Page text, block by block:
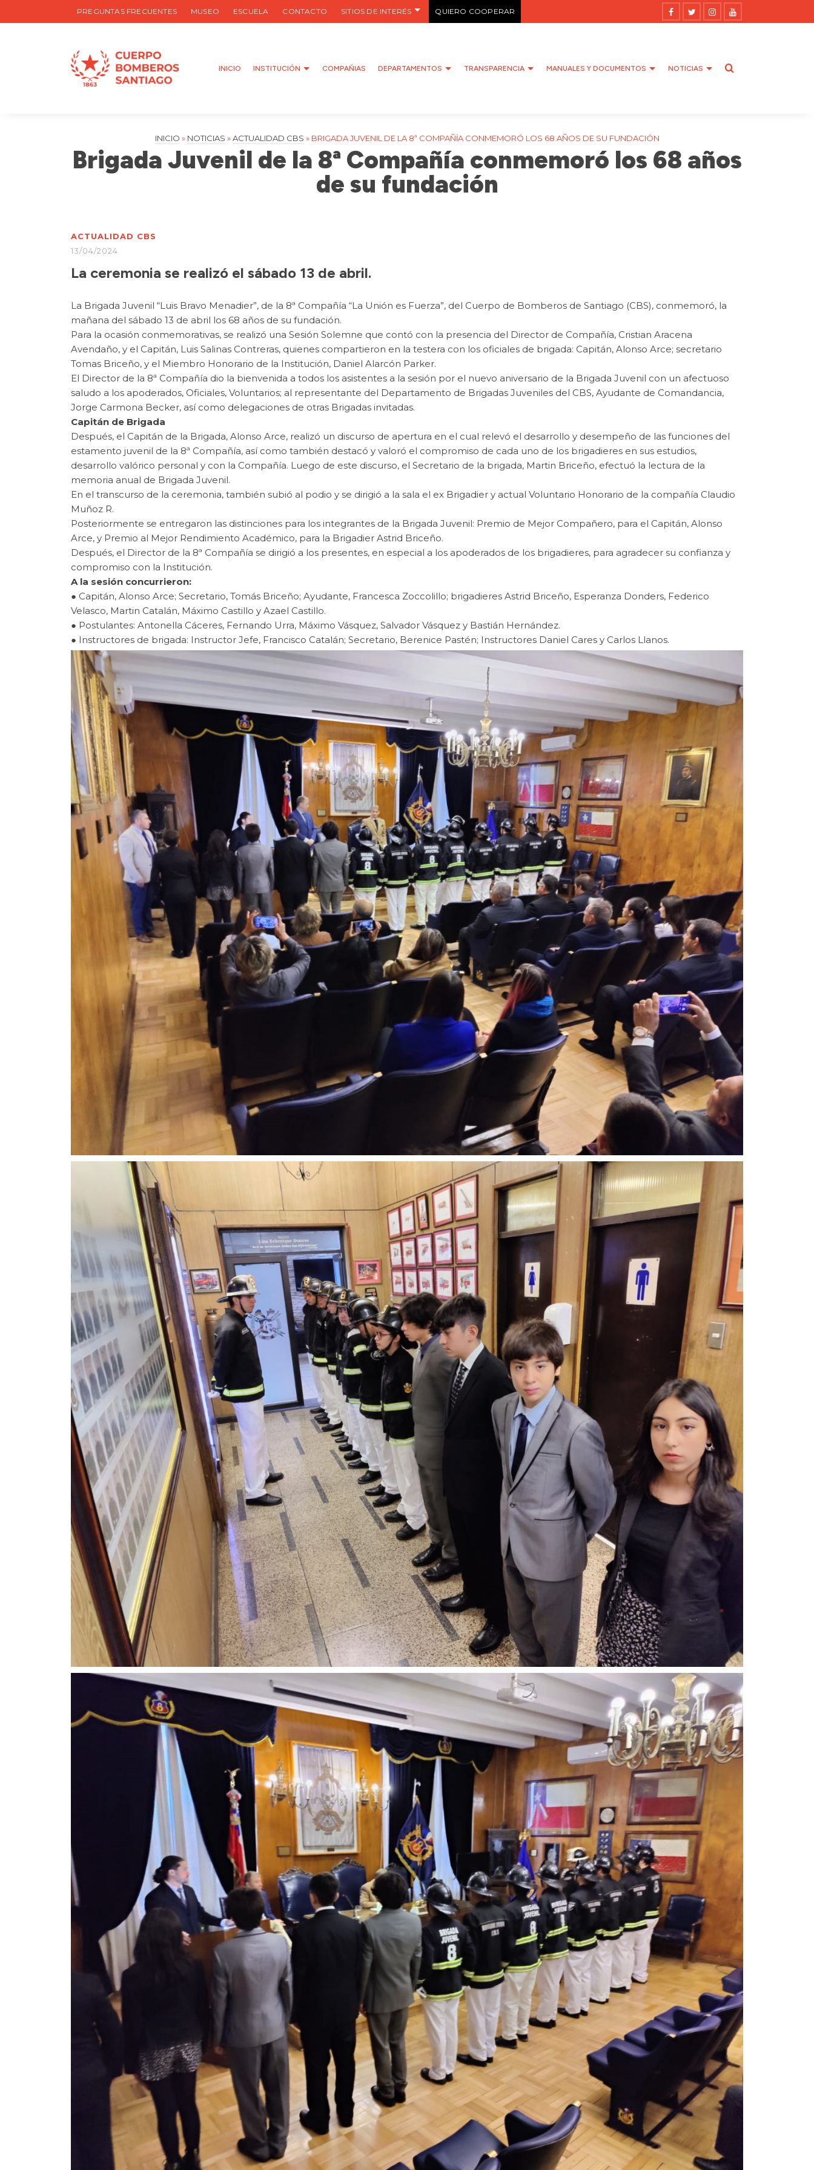
PREGUNTAS FRECUENTES MUSEO ESCUELA CONTACTO SITIOS DE INTERÉS QUIERO COOPERAR
INICIO INSTITUCIÓN COMPAÑIAS DEPARTAMENTOS TRANSPARENCIA MANUALES Y DOCUMENTOS NOTICIAS
INICIO » NOTICIAS » ACTUALIDAD CBS » BRIGADA JUVENIL DE LA 8ª COMPAÑÍA CONMEMORÓ LOS 68 AÑOS DE SU FUNDACIÓN
Brigada Juvenil de la 8ª Compañía conmemoró los 68 años
de su fundación
ACTUALIDAD CBS
13/04/2024
La ceremonia se realizó el sábado 13 de abril.
La Brigada Juvenil “Luis Bravo Menadier”, de la 8ª Compañía “La Unión es Fuerza”, del Cuerpo de Bomberos de Santiago (CBS), conmemoró, la
mañana del sábado 13 de abril los 68 años de su fundación.
Para la ocasión conmemorativas, se realizó una Sesión Solemne que contó con la presencia del Director de Compañía, Cristian Aracena
Avendaño, y el Capitán, Luis Salinas Contreras, quienes compartieron en la testera con los oficiales de brigada: Capitán, Alonso Arce; secretario
Tomas Briceño, y el Miembro Honorario de la Institución, Daniel Alarcón Parker.
El Director de la 8ª Compañía dio la bienvenida a todos los asistentes a la sesión por el nuevo aniversario de la Brigada Juvenil con un afectuoso
saludo a los apoderados, Oficiales, Voluntarios; al representante del Departamento de Brigadas Juveniles del CBS, Ayudante de Comandancia,
Jorge Carmona Becker, así como delegaciones de otras Brigadas invitadas.
Capitán de Brigada
Después, el Capitán de la Brigada, Alonso Arce, realizó un discurso de apertura en el cual relevó el desarrollo y desempeño de las funciones del
estamento juvenil de la 8ª Compañía, así como también destacó y valoró el compromiso de cada uno de los brigadieres en sus estudios,
desarrollo valórico personal y con la Compañía. Luego de este discurso, el Secretario de la brigada, Martin Briceño, efectuó la lectura de la
memoria anual de Brigada Juvenil.
En el transcurso de la ceremonia, también subió al podio y se dirigió a la sala el ex Brigadier y actual Voluntario Honorario de la compañía Claudio
Muñoz R.
Posteriormente se entregaron las distinciones para los integrantes de la Brigada Juvenil: Premio de Mejor Compañero, para el Capitán, Alonso
Arce, y Premio al Mejor Rendimiento Académico, para la Brigadier Astrid Briceño.
Después, el Director de la 8ª Compañía se dirigió a los presentes, en especial a los apoderados de los brigadieres, para agradecer su confianza y
compromiso con la Institución.
A la sesión concurrieron:
● Capitán, Alonso Arce; Secretario, Tomás Briceño; Ayudante, Francesca Zoccolillo; brigadieres Astrid Briceño, Esperanza Donders, Federico
Velasco, Martin Catalán, Máximo Castillo y Azael Castillo.
● Postulantes: Antonella Cáceres, Fernando Urra, Máximo Vásquez, Salvador Vásquez y Bastián Hernández.
● Instructores de brigada: Instructor Jefe, Francisco Catalán; Secretario, Berenice Pastén; Instructores Daniel Cares y Carlos Llanos.